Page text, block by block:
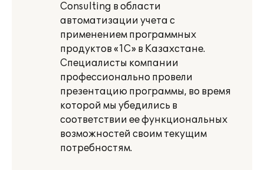
Consulting в области
автоматизации учета с
применением программных
продуктов «1С» в Казахстане.
Специалисты компании
профессионально провели
презентацию программы, во время
которой мы убедились в
соответствии ее функциональных
возможностей своим текущим
потребностям.